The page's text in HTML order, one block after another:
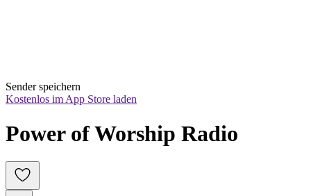
Sender speichern
Kostenlos im App Store laden